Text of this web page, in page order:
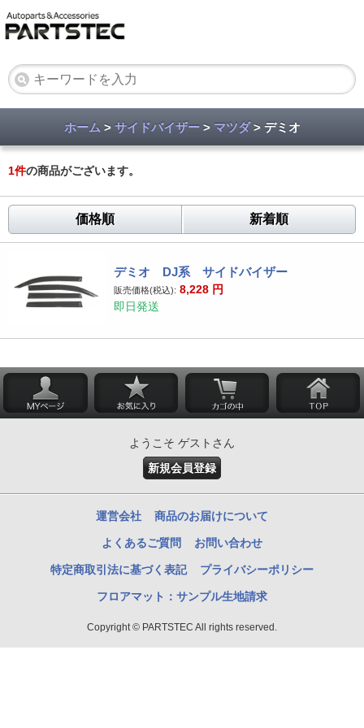
ホーム > サイドバイザー> マツダ> デミオ
1件の商品がございます。
価格順 新着順
デミオ DJ系 サイドバイザー
販売価格(税込): 8,228 円
即日発送
ようこそ ゲストさん
新規会員登録
運営会社 商品のお届けについて
よくあるご質問 お問い合わせ
特定商取引法に基づく表記 プライバシーポリシー
フロアマット：サンプル生地請求
Copyright © PARTSTEC All rights reserved.